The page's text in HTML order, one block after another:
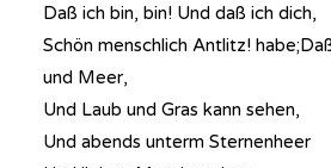
Daß ich bin, bin! Und daß ich dich,
Schön menschlich Antlitz!
und Meer,
Und Laub und Gras kann sehen,
Und abends unterm Sternenheer